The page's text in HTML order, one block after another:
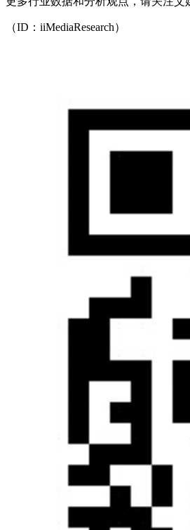
（ID：iiMediaResearch）